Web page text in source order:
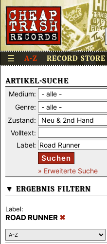
☰ A-Z RECORD STORE
ARTIKEL-SUCHE
Medium:
Genre:
Zustand:
Volltext:
Label:
Suchen
» Erweiterte Suche
▼ ERGEBNIS FILTERN
Label:
ROAD RUNNER